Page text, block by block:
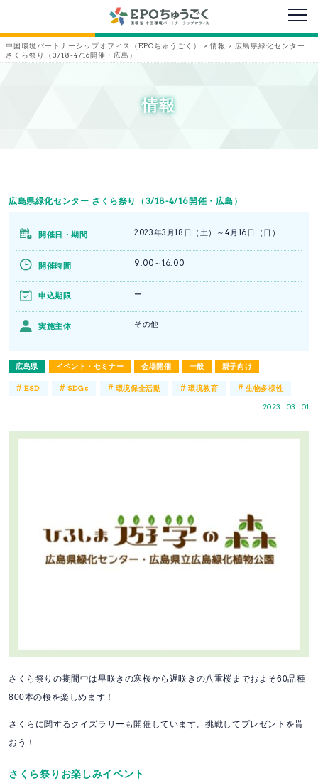
メニ
中国環境パートナーシップオフィス（EPOちゅうごく） > 情報 > 広島県緑化センター
さくら祭り（3/18-4/16開催・広島）
情報
広島県緑化センター さくら祭り（3/18-4/16開催・広島）
広島県 イベント・セミナー 会場開催 一般 親子向け
2023 . 03 . 01
開催日・期間 2023年3月18日（土）～4月16日（日）
開催時間 9:00～16:00
申込期限 ー
実施主体 その他
#ESD # SDGs # 環境保全活動 #環境教育 #生物多様性
さくら祭りの期間中は早咲きの寒桜から遅咲きの八重桜までおよそ60品種
800本の桜を楽しめます！
さくらに関するクイズラリーも開催しています。挑戦してプレゼントを貰
おう！
さくら祭りお楽しみイベント